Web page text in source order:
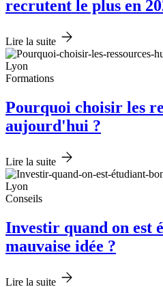
recrutent le plus en
Lire la suite
Formations
Pourquoi choisir les
aujourd'hui ?
Lire la suite
Conseils
Investir quand on est
mauvaise idée ?
Lire la suite